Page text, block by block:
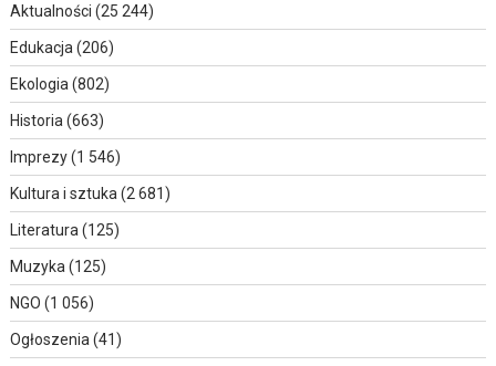
Aktualności (25 244)
Edukacja (206)
Ekologia (802)
Historia (663)
Imprezy(1 546)
Kultura i sztuka (2 681)
Literatura (125)
Muzyka (125)
NGO (1 056)
Ogłoszenia (41)